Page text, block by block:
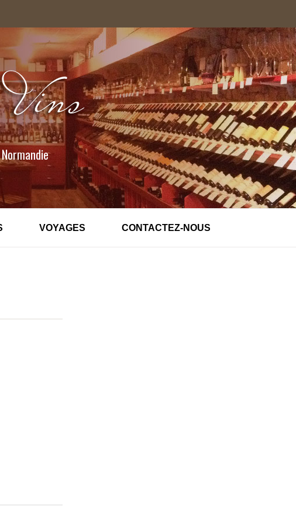
VOYAGES CONTACTEZ-NOUS